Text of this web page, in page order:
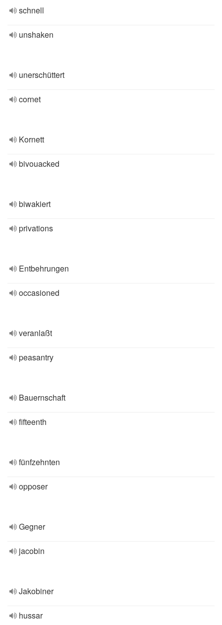
schnell
unshaken
unerschüttert
cornet
Kornett
bivouacked
biwakiert
privations
Entbehrungen
occasioned
veranlaßt
peasantry
Bauernschaft
fifteenth
fünfzehnten
opposer
Gegner
jacobin
Jakobiner
hussar